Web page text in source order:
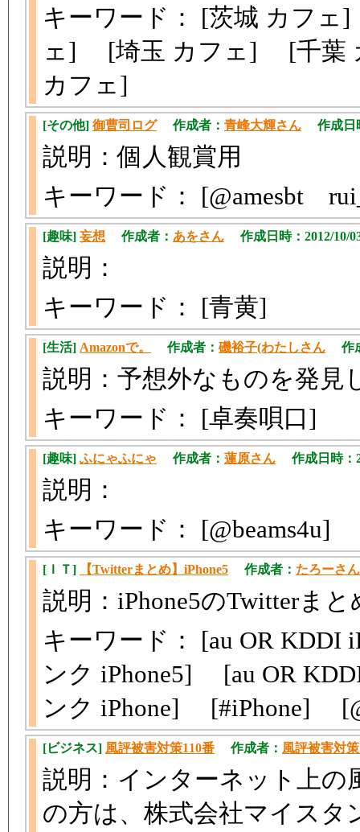
キーワード： [茨城 カフ
ェ] [埼玉 カフェ] [千葉
カフェ]
[その他] 御曹司ログ作成者： 青峰大輝さん 作成日
説明：個人観賞用
キーワード： [@amesbt
[趣味] 妄想 作成者： あをさん 作成日時：2012/10/
説明：
キーワード： [青黄]
[生活] Amazonで。 作成者： 磯裕子(わたしさん 作
説明：予想外なものを発見
キーワード： [卓奏唄口]
[趣味] ふにゃふにゃ 作成者： 蓮原さん 作成日時：
説明：
キーワード： [@beams4u]
[ＩＴ] 【Twitterまとめ】iPhone5 作成者： たろーさん
説明：iPhone5のTwitterま
キーワード： [au OR
ンク iPhone5] [au OR
ンク iPhone] [#iPhone]
[ビジネス] 風評被害対策110番 作成者： 風評被害対
説明：インターネット上の
の方は、株式会社マイスタ